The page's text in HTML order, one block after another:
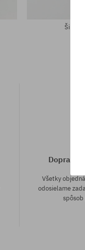
Doprava
Všetky
odosielame